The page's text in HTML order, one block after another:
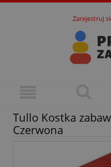
Zarejestruj
Tullo Kostka
Czerwona